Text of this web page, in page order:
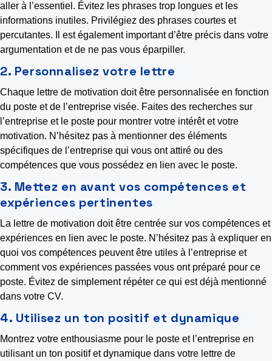
aller à l’essentiel. Évitez les phrases trop longues et les
informations inutiles. Privilégiez des phrases courtes et
percutantes. Il est également important d’être précis dans votre
argumentation et de ne pas vous éparpiller.
2. Personnalisez votre lettre
Chaque lettre de motivation doit être personnalisée en fonction
du poste et de l’entreprise visée. Faites des recherches sur
l’entreprise et le poste pour montrer votre intérêt et votre
motivation. N’hésitez pas à mentionner des éléments
spécifiques de l’entreprise qui vous ont attiré ou des
compétences que vous possédez en lien avec le poste.
3. Mettez en avant vos compétences et
expériences pertinentes
La lettre de motivation doit être centrée sur vos compétences et
expériences en lien avec le poste. N’hésitez pas à expliquer en
quoi vos compétences peuvent être utiles à l’entreprise et
comment vos expériences passées vous ont préparé pour ce
poste. Évitez de simplement répéter ce qui est déjà mentionné
dans votre CV.
4. Utilisez un ton positif et dynamique
Montrez votre enthousiasme pour le poste et l’entreprise en
utilisant un ton positif et dynamique dans votre lettre de